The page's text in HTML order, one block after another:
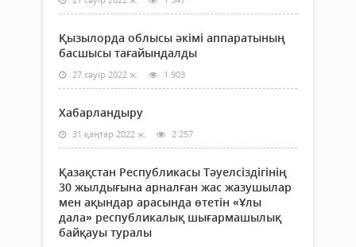
Қызылорда облысы әкімі аппаратының
басшысы тағайындалды
27 сәуір 2022 ж. 1 903
Хабарландыру
31 қаңтар 2022 ж. 2 257
Қазақстан Республикасы Тәуелсіздігінің
30 жылдығына арналған жас жазушылар
мен ақындар арасында өтетін «Ұлы
дала» республикалық шығармашылық
байқауы туралы